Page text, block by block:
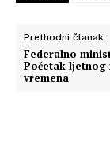
Prethodni članak
Federalno
Početak ljetnog
vremena